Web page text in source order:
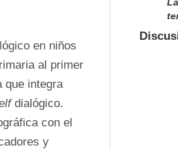
en niños
al primer
que integra
con el
y